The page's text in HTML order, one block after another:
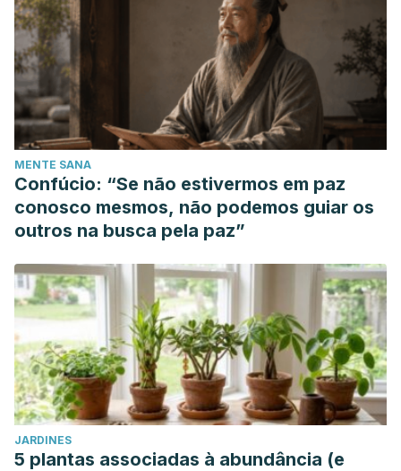
MENTE SANA
Confúcio: “Se não estivermos em paz
conosco mesmos, não podemos guiar os
outros na busca pela paz”
JARDINES
5 plantas associadas à abundância (e